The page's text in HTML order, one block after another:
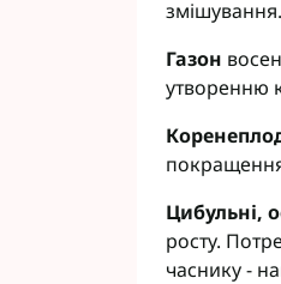
Газон
утворенню
Цибульні,
росту.
часнику -